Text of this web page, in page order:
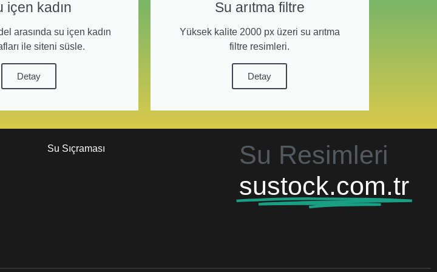
içen kadın
arasında su içen kadın
ile siteni süsle.
Detay
Su arıtma filtre
Yüksek kalite 2000 px üzeri su arıtma
filtre resimleri.
Detay
Su Sıçraması
Su Resimleri
sustock.com.tr